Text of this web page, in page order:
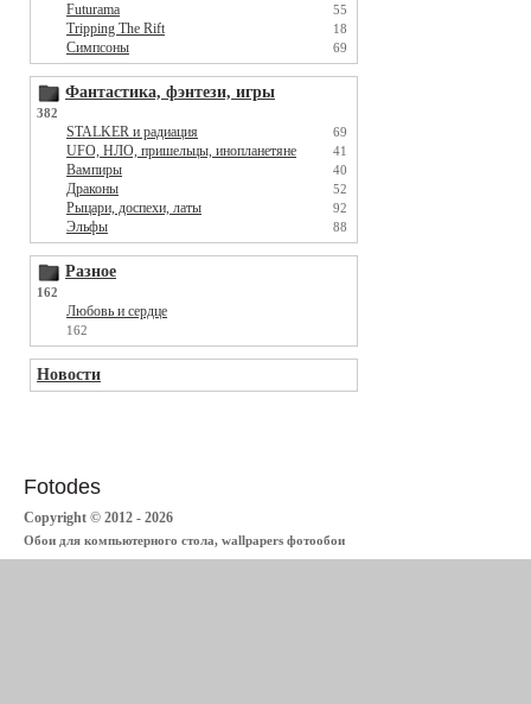
Futurama 55
Tripping The Rift 18
Симпсоны 69
Фантастика, фэнтези, игры
382
STALKER и радиация 69
UFO, НЛО, пришельцы, инопланетяне 41
Вампиры 40
Драконы 52
Рыцари, доспехи, латы 92
Эльфы 88
Разное
162
Любовь и сердце
162
Новости
Fotodes
Copyright © 2012 - 2026
Обои для компьютерного стола, wallpapers фотообои